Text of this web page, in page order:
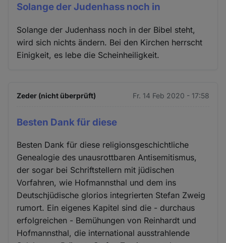
Solange der Judenhass noch in
Solange der Judenhass noch in der Bibel steht,
wird sich nichts ändern. Bei den Kirchen herrscht
Einigkeit, es lebe die Scheinheiligkeit.
Zeder (nicht überprüft) Fr. 14 Feb 2020 - 17:58
Besten Dank für diese
Besten Dank für diese religionsgeschichtliche
Genealogie des unausrottbaren Antisemitismus,
der sogar bei Schriftstellern mit jüdischen
Vorfahren, wie Hofmannsthal und dem ins
Deutschjüdische glorios integrierten Stefan Zweig
rumort. Ein eigenes Kapitel sind die - durchaus
erfolgreichen - Bemühungen von Reinhardt und
Hofmannsthal, die international ausstrahlende